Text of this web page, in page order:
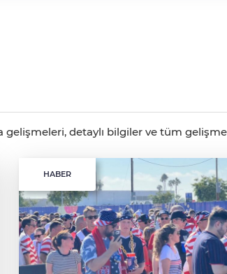
detaylı bilgiler ve tüm
HABER